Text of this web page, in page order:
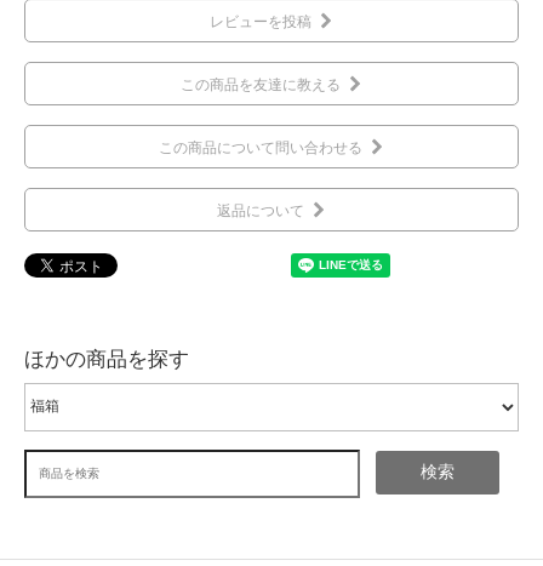
レビューを投稿
この商品を友達に教える
この商品について問い合わせる
返品について
ほかの商品を探す
検索